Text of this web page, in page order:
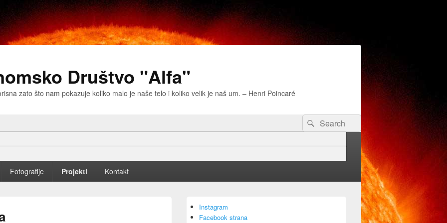
Društvo "Alfa"
zato što nam pokazuje koliko malo je naše telo i koliko velik je naš um. – Henri Poincaré
Search
for:
Search
Fotografije Projekti Kontakt
Sidebar
Widget
Instagram
Facebook strana